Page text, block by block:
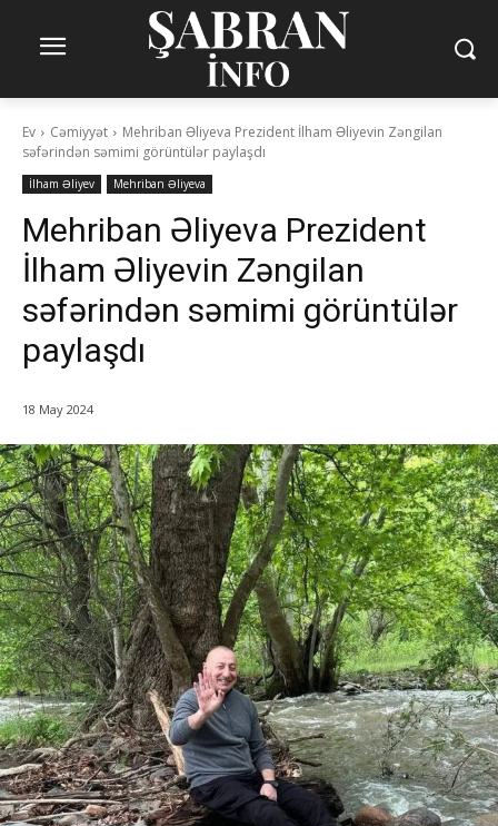
Ev Cəmiyyət
Mehriban Əliyeva Prezident İlham Əliyevin Zəngilan
səfərindən səmimi görüntülər paylaşdı
İlham Əliyev Mehriban Əliyeva
Mehriban Əliyeva Prezident
İlham Əliyevin Zəngilan
səfərindən səmimi görüntülər
paylaşdı
18 May 2024